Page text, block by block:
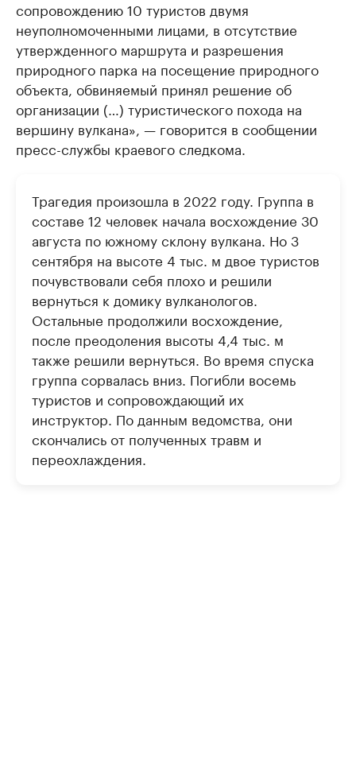
сопровождению 10 туристов двумя
неуполномоченными лицами, в отсутствие
утвержденного маршрута и разрешения
природного парка на посещение природного
объекта, обвиняемый принял решение об
организации (…) туристического похода на
вершину вулкана», — говорится в сообщении
пресс-службы краевого следкома.
Трагедия произошла в 2022 году. Группа в
составе 12 человек начала восхождение 30
августа по южному склону вулкана. Но 3
сентября на высоте 4 тыс. м двое туристов
почувствовали себя плохо и решили
вернуться к домику вулканологов.
Остальные продолжили восхождение,
после преодоления высоты 4,4 тыс. м
также решили вернуться. Во время спуска
группа сорвалась вниз. Погибли восемь
туристов и сопровождающий их
инструктор. По данным ведомства, они
скончались от полученных травм и
переохлаждения.